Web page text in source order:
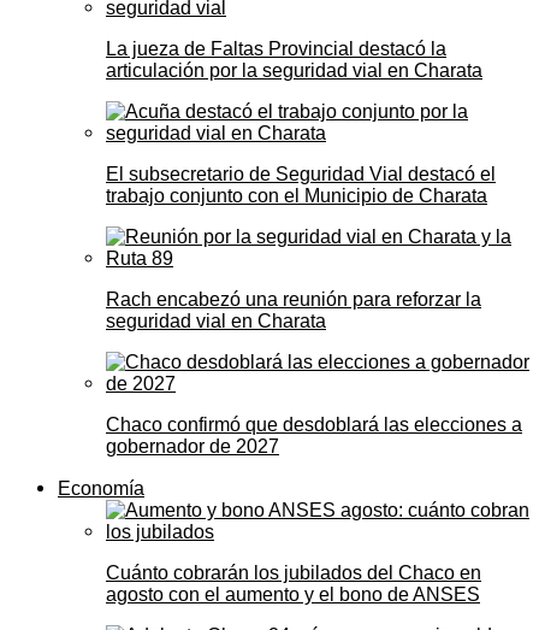
La jueza de Faltas Provincial destacó la
articulación por la seguridad vial en Charata
El subsecretario de Seguridad Vial destacó el
trabajo conjunto con el Municipio de Charata
Rach encabezó una reunión para reforzar la
seguridad vial en Charata
Chaco confirmó que desdoblará las elecciones a
gobernador de 2027
Economía
Cuánto cobrarán los jubilados del Chaco en
agosto con el aumento y el bono de ANSES